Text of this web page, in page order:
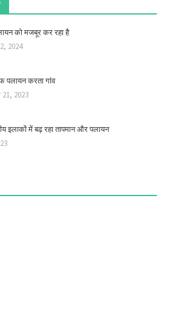
को मजबूर कर रहा है
2024
पलायन करता गांव
2023
इलाकों में बढ़ रहा तापमान और पलायन